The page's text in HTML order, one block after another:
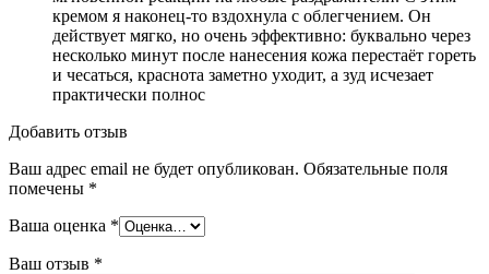
кремом я наконец-то вздохнула с облегчением. Он
действует мягко, но очень эффективно: буквально через
несколько минут после нанесения кожа перестаёт гореть
и чесаться, краснота заметно уходит, а зуд исчезает
практически полнос
Добавить отзыв
Ваш адрес email не будет опубликован. Обязательные поля
помечены *
Ваша оценка *
Ваш отзыв *